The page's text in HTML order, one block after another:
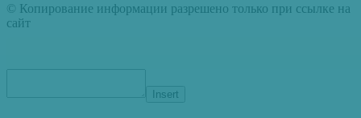
© Копирование информации разрешено только при ссылке на
сайт
Insert